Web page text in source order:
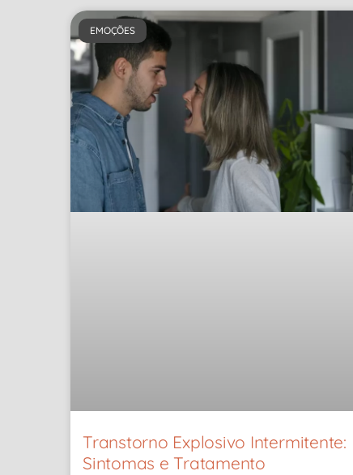
EMOÇÕES
Transtorno Explosivo Intermitente:
Sintomas e Tratamento